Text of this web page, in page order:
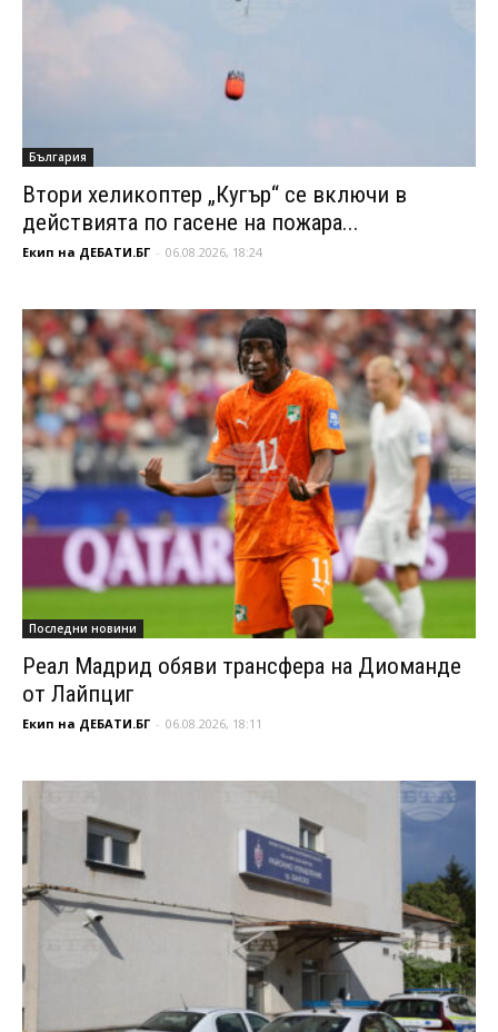
България
Втори хеликоптер „Кугър“ се включи в
действията по гасене на пожара...
Екип на ДЕБАТИ.БГ - 06.08.2026, 18:24
Последни новини
Реал Мадрид обяви трансфера на Диоманде
от Лайпциг
Екип на ДЕБАТИ.БГ - 06.08.2026, 18:11